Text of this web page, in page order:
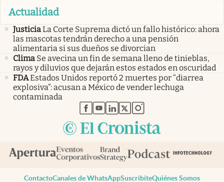
Actualidad
JusticiaLa Corte Suprema dictó un fallo histórico: ahora
las mascotas tendrán derecho a una pensión
alimentaria si sus dueños se divorcian
Clima Se avecina un fin de semana lleno de tinieblas,
rayos y diluvios que dejarán estos estados en oscuridad
FDAEstados Unidos reportó 2 muertes por “diarrea
explosiva”: acusan a México de vender lechuga
contaminada
abre en nueva pestaña
abre en nueva pestaña
abre en nueva pestaña
abre en nueva pestaña
abre en nueva pestaña
ContactoCanales de WhatsAppSuscribiteQuiénes Somos